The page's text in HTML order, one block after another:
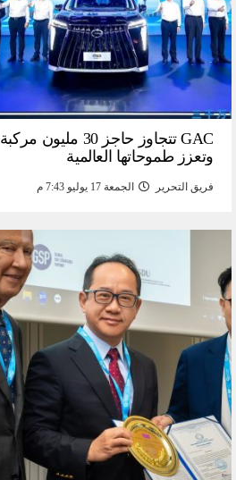
GAC تتجاوز حاجز 30 مليون مركبة
وتعزز طموحاتها العالمية
فريق التحرير الجمعة 17 يوليو 7:43 م